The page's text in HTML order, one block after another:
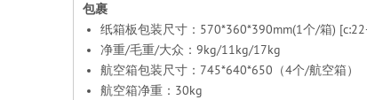
包裹
纸箱板包装尺寸：570*360*390mm(1个/箱)
净重/毛重/大众：9kg/11kg/17kg
航空箱包装尺寸：745*640*650（4个/航空箱）
航空箱净重：30kg